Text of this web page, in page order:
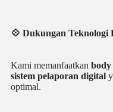
💠 Dukungan Teknologi
Kami memanfaatkan body
sistem pelaporan digital
optimal.